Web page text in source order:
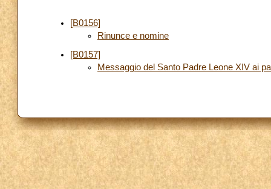
[B0156]
Rinunce e nomine
[B0157]
Messaggio del Santo Padre Leone XIV ai